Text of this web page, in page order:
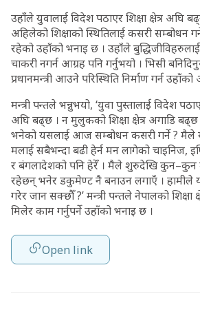
उहाँँले युवालाई विदेश पठाएर शिक्षा क्षेत्र अघि
अहिलेको शिक्षाको स्थितिलाई कसरी सम्बोधन
रहेको उहाँको भनाइ छ । उहाँले
चाकरी नगर्न आग्रह पनि गर्नुभयो । भिसी
प्रधानमन्त्री आउने परिस्थिति निर्माण गर्न
मन्त्री पन्तले भन्नुभयो, ‘युवा पुस्तालाई विदेश
अघि बढ्छ । न मुलुकको शिक्षा क्षेत्र अगाडि
भनेको यसलाई आज सम्बोधन कसरी गर्ने ? मैले
मलाई सबैभन्दा बढी हेर्न मन लागेको चाइनिज,
र बंगलादेशको पनि हेरेँ । मैले शुरुदेखि कुन–कुन
रहेछन् भनेर डकुमेण्ट नै बनाउन लगाएँ । हामीले
गरेर जान सक्छौँ ?’ मन्त्री पन्तले नेपालको शिक्षा
मिलेर काम गर्नुपर्ने उहाँको भनाइ छ ।
Open link